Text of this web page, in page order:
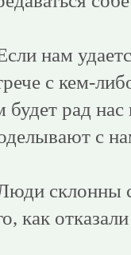
нам
с кем-
будет рад
с
склонны
как